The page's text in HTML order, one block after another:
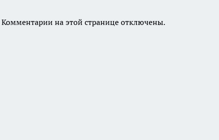
Комментарии на этой странице отключены.